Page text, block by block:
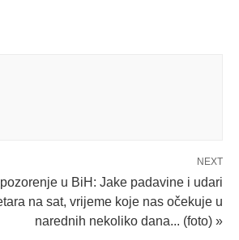
NEXT
u BiH: Jake padavine i udari
na sat, vrijeme koje nas očekuje u
narednih nekoliko dana... (foto) »